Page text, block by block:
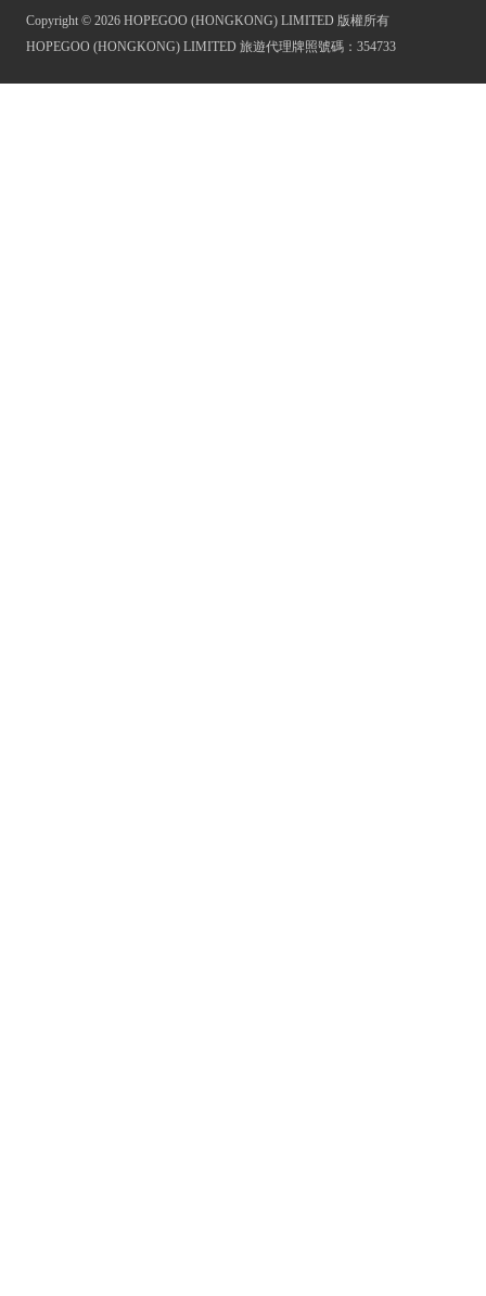
Copyright © 2026 HOPEGOO (HONGKONG) LIMITED 版權所有
HOPEGOO (HONGKONG) LIMITED 旅遊代理牌照號碼：354733